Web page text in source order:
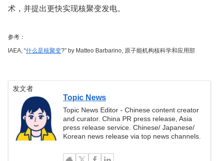
术，并提出更快实现核聚变发电。
参考：
IAEA, “什么是核聚变?” by Matteo Barbarino, 原子能机构核科学和应用部
发文者
Topic News
Topic News Editor - Chinese content creator
and curator. China PR press release, Asia
press release service. Chinese/ Japanese/
Korean news release via top news channels.